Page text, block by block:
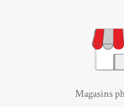
Magasins